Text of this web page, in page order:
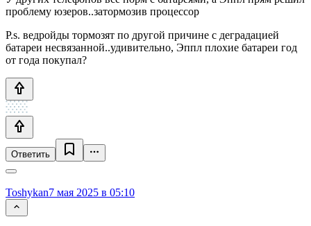
проблему юзеров..затормозив процессор
P.s. ведройды тормозят по другой причине с деградацией
батареи несвязанной..удивительно, Эппл плохие батареи год
от года покупал?
Ответить
Toshykan7 мая 2025 в 05:10